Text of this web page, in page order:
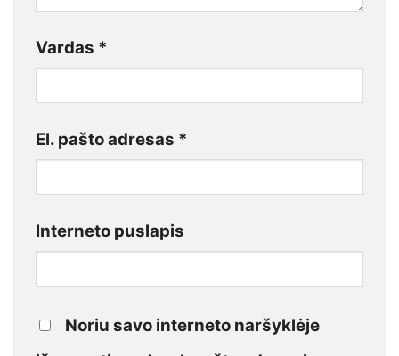
Vardas *
El. pašto adresas *
Interneto puslapis
Noriu savo interneto naršyklėje